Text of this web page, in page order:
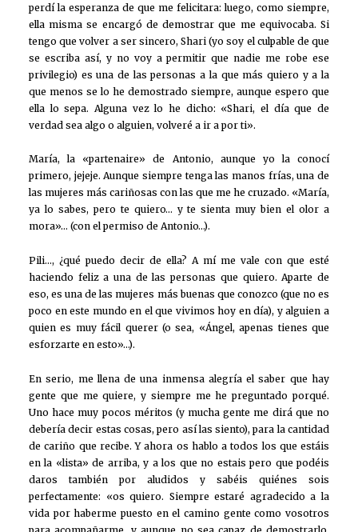
perdí la esperanza de que me felicitara: luego, como siempre,
ella misma se encargó de demostrar que me equivocaba. Si
tengo que volver a ser sincero, Shari (yo soy el culpable de que
se escriba así, y no voy a permitir que nadie me robe ese
privilegio) es una de las personas a la que más quiero y a la
que menos se lo he demostrado siempre, aunque espero que
ella lo sepa. Alguna vez lo he dicho: «Shari, el día que de
verdad sea algo o alguien, volveré a ir a por ti».
María, la «partenaire» de Antonio, aunque yo la conocí
primero, jejeje. Aunque siempre tenga las manos frías, una de
las mujeres más cariñosas con las que me he cruzado. «María,
ya lo sabes, pero te quiero… y te sienta muy bien el olor a
mora»… (con el permiso de Antonio…).
Pili…, ¿qué puedo decir de ella? A mí me vale con que esté
haciendo feliz a una de las personas que quiero. Aparte de
eso, es una de las mujeres más buenas que conozco (que no es
poco en este mundo en el que vivimos hoy en día), y alguien a
quien es muy fácil querer (o sea, «Ángel, apenas tienes que
esforzarte en esto»…).
En serio, me llena de una inmensa alegría el saber que hay
gente que me quiere, y siempre me he preguntado porqué.
Uno hace muy pocos méritos (y mucha gente me dirá que no
debería decir estas cosas, pero así las siento), para la cantidad
de cariño que recibe. Y ahora os hablo a todos los que estáis
en la «lista» de arriba, y a los que no estais pero que podéis
daros también por aludidos y sabéis quiénes sois
perfectamente: «os quiero. Siempre estaré agradecido a la
vida por haberme puesto en el camino gente como vosotros